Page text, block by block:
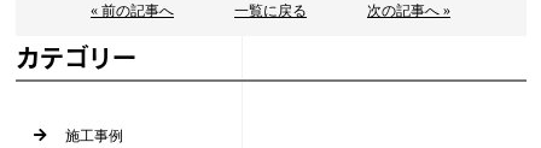
« 前の記事へ 一覧に戻る 次の記事へ »
カテゴリー
施工事例